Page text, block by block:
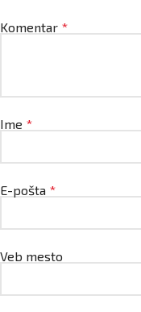
Komentar *
Ime *
E-pošta *
Veb mesto